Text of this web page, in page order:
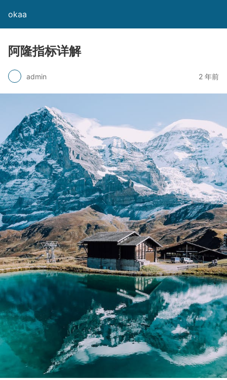
okaa
阿隆指标详解
admin 2 年前